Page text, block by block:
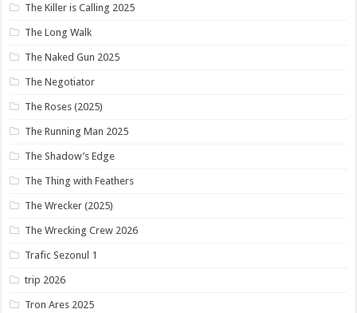
The Killer is Calling 2025
The Long Walk
The Naked Gun 2025
The Negotiator
The Roses (2025)
The Running Man 2025
The Shadow’s Edge
The Thing with Feathers
The Wrecker (2025)
The Wrecking Crew 2026
Trafic Sezonul 1
trip 2026
Tron Ares 2025